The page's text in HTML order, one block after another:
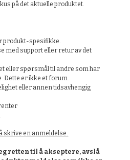
på det aktuelle produktet.
produkt-spesifikke.
med support eller retur av det
eller spørsmål til andre som har
Dette er ikke et forum.
eller annen tidsavhengig
skrive en anmeldelse.
retten til å akseptere, avslå